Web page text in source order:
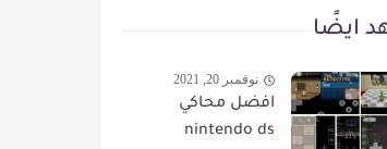
ايضًا
نوفمبر 20, 2021
افضل محاكي
nintendo ds